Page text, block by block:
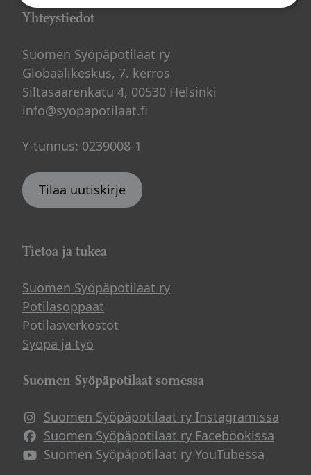
Yhteystiedot
Suomen Syöpäpotilaat ry
Globaalikeskus, 7. kerros
Siltasaarenkatu 4, 00530 Helsinki
info@syopapotilaat.fi
Y-tunnus: 0239008-1
Tilaa uutiskirje
Tietoa ja tukea
Suomen Syöpäpotilaat ry
Potilasoppaat
Potilasverkostot
Syöpä ja työ
Suomen Syöpäpotilaat somessa
Suomen Syöpäpotilaat ry Instagramissa
Suomen Syöpäpotilaat ry Facebookissa
Suomen Syöpäpotilaat ry YouTubessa